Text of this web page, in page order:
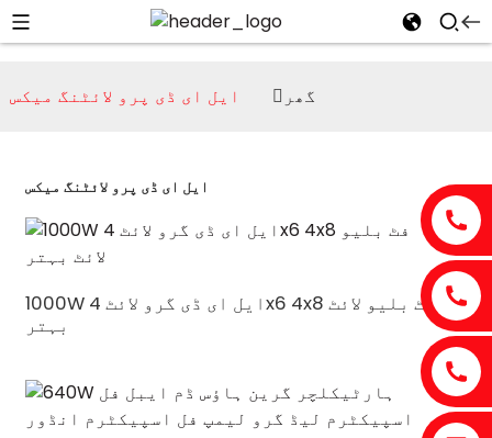
گھر ایل ای ڈی پرو لائٹنگ میکس
ایل ای ڈی پرو لائٹنگ میکس
1000W ایل ای ڈی گرو لائٹ 4x6 4x8 فٹ بلیو لائٹ
بہتر